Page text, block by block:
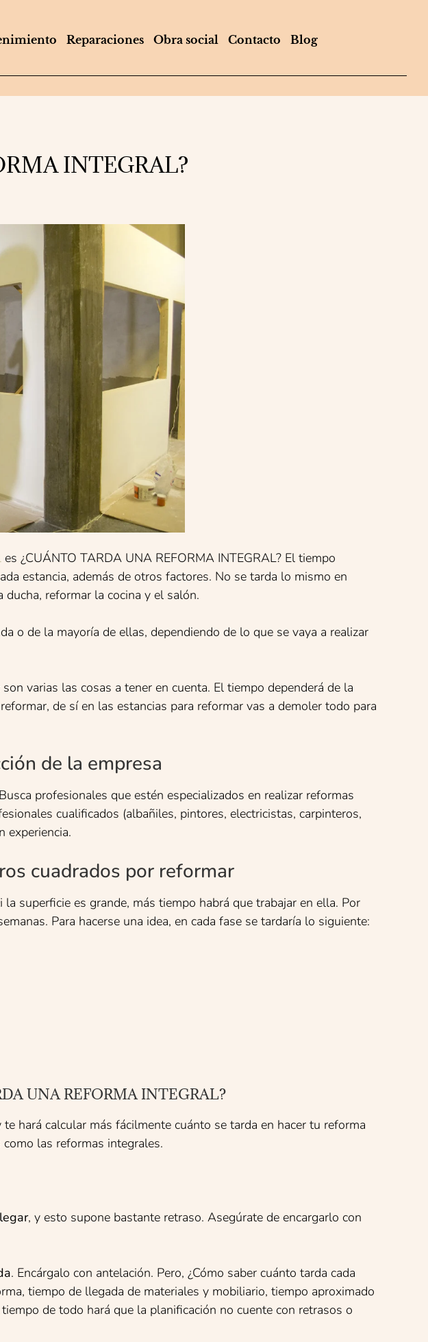
Reparaciones Obra social Contacto Blog
INTEGRAL?
es ¿CUÁNTO TARDA UNA REFORMA INTEGRAL? El tiempo
estancia, además de otros factores. No se tarda lo mismo en
reformar la cocina y el salón.
o de la mayoría de ellas, dependiendo de lo que se vaya a realizar
son varias las cosas a tener en cuenta. El tiempo dependerá de la
de sí en las estancias para reformar vas a demoler todo para
de la empresa
profesionales que estén especializados en realizar reformas
cualificados (albañiles, pintores, electricistas, carpinteros,
experiencia.
cuadrados por reformar
superficie es grande, más tiempo habrá que trabajar en ella. Por
Para hacerse una idea, en cada fase se tardaría lo siguiente:
UNA REFORMA INTEGRAL?
hará calcular más fácilmente cuánto se tarda en hacer tu reforma
las reformas integrales.
, y esto supone bastante retraso. Asegúrate de encargarlo con
. Encárgalo con antelación. Pero, ¿Cómo saber cuánto tarda cada
tiempo de llegada de materiales y mobiliario, tiempo aproximado
de todo hará que la planificación no cuente con retrasos o